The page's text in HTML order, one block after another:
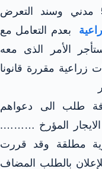
ذلك تأسيسا علي المادة 571 مدني وسند التعرض
بعدم التعامل مع
الأمر الذى معه
مقررة قانونا
طلب الى دعواهم
الايجار المؤرخ ……….
مطلقة وقد قررت
بالطلب المضاف